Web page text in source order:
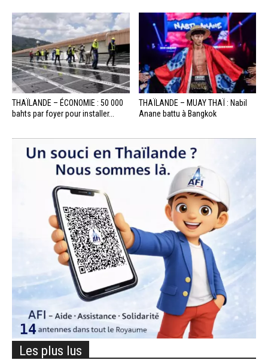
THAÏLANDE – ÉCONOMIE : 50 000
bahts par foyer pour installer...
THAÏLANDE – MUAY THAÏ : Nabil
Anane battu à Bangkok
Les plus lus